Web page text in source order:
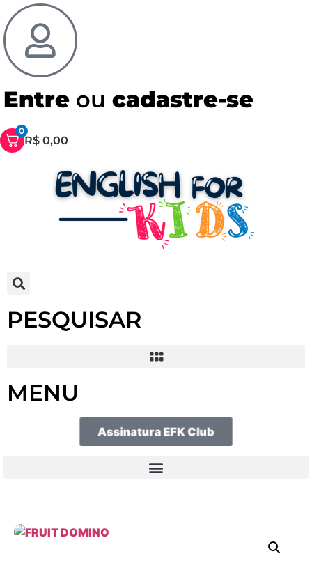
Entre ou cadastre-se
0
R$ 0,00
PESQUISAR
MENU
Assinatura EFK Club